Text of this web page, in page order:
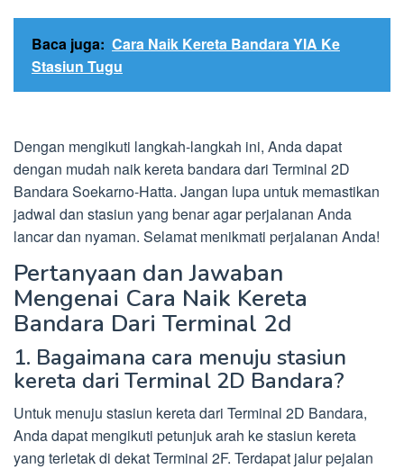
Baca juga: Cara Naik Kereta Bandara YIA Ke
Stasiun Tugu
Dengan mengikuti langkah-langkah ini, Anda dapat
dengan mudah naik kereta bandara dari Terminal 2D
Bandara Soekarno-Hatta. Jangan lupa untuk memastikan
jadwal dan stasiun yang benar agar perjalanan Anda
lancar dan nyaman. Selamat menikmati perjalanan Anda!
Pertanyaan dan Jawaban
Mengenai Cara Naik Kereta
Bandara Dari Terminal 2d
1. Bagaimana cara menuju stasiun
kereta dari Terminal 2D Bandara?
Untuk menuju stasiun kereta dari Terminal 2D Bandara,
Anda dapat mengikuti petunjuk arah ke stasiun kereta
yang terletak di dekat Terminal 2F. Terdapat jalur pejalan